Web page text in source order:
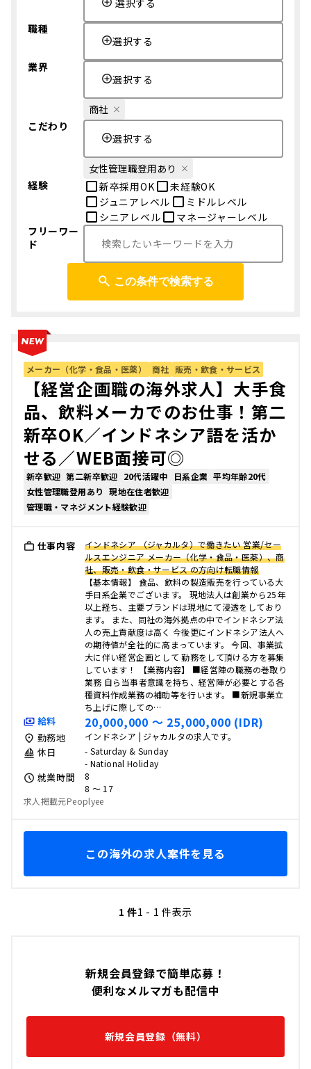
新規会員登録で簡単応募！
便利なメルマガも配信中
新規会員登録（無料）
選択する
職種
選択する
業界
選択する
商社
こだわり
選択する
女性管理職登用あり
経験
新卒採用OK
未経験OK
ジュニアレベル
ミドルレベル
シニアレベル
マネージャーレベル
フリーワー
ド
この条件で検索する
メーカー（化学・食品・医薬） 商社 販売・飲食・サービス
【経営企画職の海外求人】大手食
品、飲料メーカでのお仕事！第二
新卒OK／インドネシア語を活か
せる／WEB面接可◎
新卒歓迎 第二新卒歓迎 20代活躍中 日系企業 平均年齢20代
女性管理職登用あり
現地在住者歓迎
管理職・マネジメント経験歓迎
仕事内容
インドネシア （ジャカルタ）で働きたい 営業/セー
ルスエンジニア メーカー（化学・食品・医薬）、商
社、販売・飲食・サービス の方向け転職情報
【基本情報】 食品、飲料の製造販売を行っている大
手日系企業でございます。 現地法人は創業から25年
以上経ち、主要ブランドは現地にて浸透をしており
ます。 また、同社の海外拠点の中でインドネシア法
人の売上貢献度は高く 今後更にインドネシア法人へ
の期待値が全社的に高まっています。 今回、事業拡
大に伴い経営企画として 勤務をして頂ける方を募集
しています！ 【業務内容】 ■経営陣の職務の巻取り
業務 自ら当事者意識を持ち、経営陣が必要とする各
種資料作成業務の補助等を行います。 ■新規事業立
ち上げに際しての…
給料 20,000,000 〜 25,000,000 (IDR)
勤務地 インドネシア | ジャカルタの求人です。
休日
- Saturday & Sunday
- National Holiday
就業時間
8
8 〜 17
求人掲載元Peoplyee
この海外の求人案件を見る
1 件1 - 1 件表示